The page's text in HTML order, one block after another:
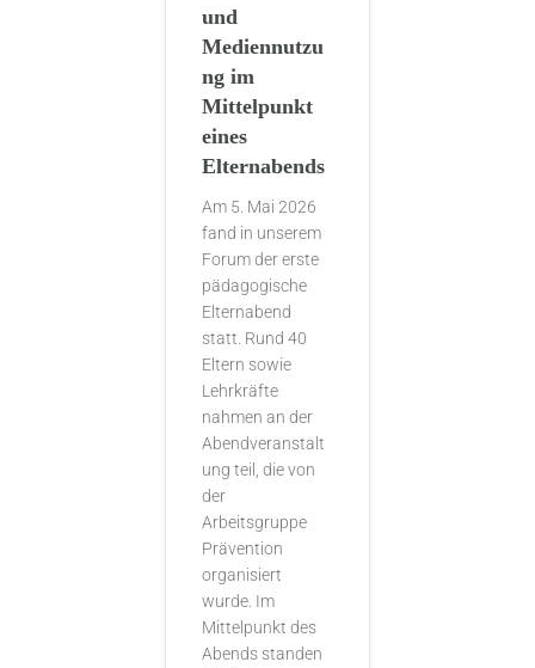
und
Mediennutzu
ng im
Mittelpunkt
eines
Elternabends
Am 5. Mai 2026
fand in unserem
Forum der erste
pädagogische
Elternabend
statt. Rund 40
Eltern sowie
Lehrkräfte
nahmen an der
Abendveranstalt
ung teil, die von
der
Arbeitsgruppe
Prävention
organisiert
wurde. Im
Mittelpunkt des
Abends standen